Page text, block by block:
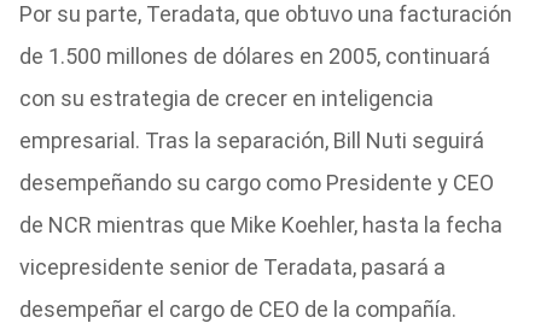
Por su parte, Teradata, que obtuvo una facturación
de 1.500 millones de dólares en 2005, continuará
con su estrategia de crecer en inteligencia
empresarial. Tras la separación, Bill Nuti seguirá
desempeñando su cargo como Presidente y CEO
de NCR mientras que Mike Koehler, hasta la fecha
vicepresidente senior de Teradata, pasará a
desempeñar el cargo de CEO de la compañía.